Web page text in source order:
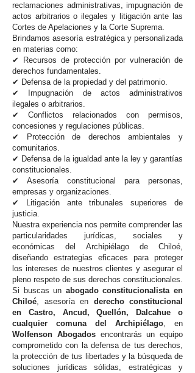
reclamaciones administrativas, impugnación de
actos arbitrarios o ilegales y litigación ante las
Cortes de Apelaciones y la Corte Suprema.
Brindamos asesoría estratégica y personalizada
en materias como:
✔ Recursos de protección por vulneración de
derechos fundamentales.
✔ Defensa de la propiedad y del patrimonio.
✔ Impugnación de actos administrativos
ilegales o arbitrarios.
✔ Conflictos relacionados con permisos,
concesiones y regulaciones públicas.
✔ Protección de derechos ambientales y
comunitarios.
✔ Defensa de la igualdad ante la ley y garantías
constitucionales.
✔ Asesoría constitucional para personas,
empresas y organizaciones.
✔ Litigación ante tribunales superiores de
justicia.
Nuestra experiencia nos permite comprender las
particularidades jurídicas, sociales y
económicas del Archipiélago de Chiloé,
diseñando estrategias eficaces para proteger
los intereses de nuestros clientes y asegurar el
pleno respeto de sus derechos constitucionales.
Si buscas un abogado constitucionalista en
Chiloé, asesoría en derecho constitucional
en Castro, Ancud, Quellón, Dalcahue o
cualquier comuna del Archipiélago, en
Wolfenson Abogadosencontrarás un equipo
comprometido con la defensa de tus derechos,
la protección de tus libertades y la búsqueda de
soluciones jurídicas sólidas, estratégicas y